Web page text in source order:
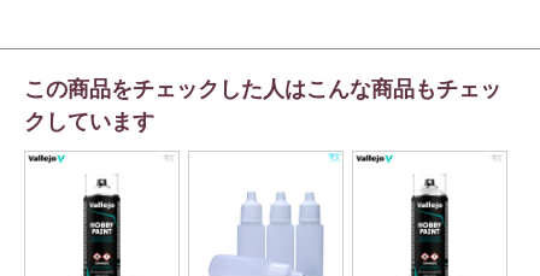
この商品をチェックした人はこんな商品もチェッ
クしています